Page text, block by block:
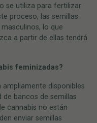
se utiliza para fertilizar
proceso, las semillas
lo que
a partir de ellas tendrá
feminizadas?
disponibles
de bancos de semillas
cannabis no están
enviar semillas